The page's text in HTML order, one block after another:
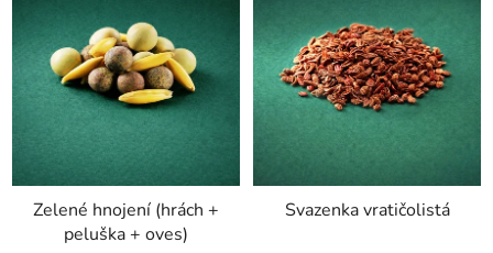
Zelené hnojení (hrách +
peluška + oves)
Svazenka vratičolistá